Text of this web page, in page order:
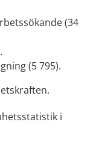
(34
(5 795).
i